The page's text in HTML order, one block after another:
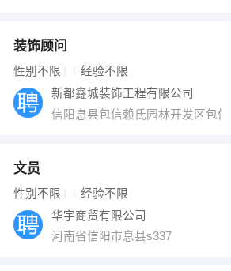
装饰顾问
性别不限 经验不限
新都鑫城装饰工程有限公司
信阳息县包信赖氏园林开发区包信
文员
性别不限 经验不限
华宇商贸有限公司
河南省信阳市息县s337